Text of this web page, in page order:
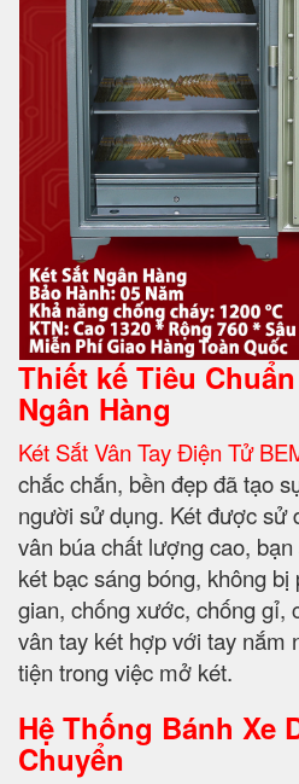
Thiết kế Tiêu
Ngân Hàng
Két Sắt Vân Tay Điện Tử
chắc chắn, bền đẹp đã tạo
người sử dụng. Két được sử
vân búa chất lượng cao,
két bạc sáng bóng, không
gian, chống xước, chống gỉ,
vân tay két hợp với tay nắm
tiện trong việc mở két.
Hệ Thống Bánh Xe
Chuyển